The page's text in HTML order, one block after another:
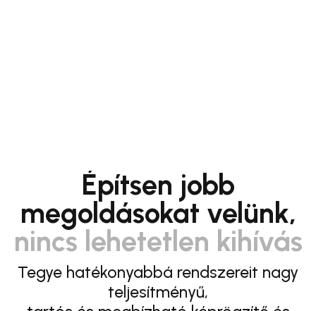
Építsen jobb
megoldásokat velünk,
nincs lehetetlen kihívás
Tegye hatékonyabbá rendszereit nagy
teljesítményű,